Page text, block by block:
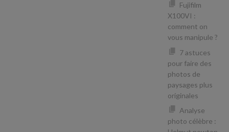
Fujifilm
X100VI :
comment on
vous manipule ?
7 astuces
pour faire des
photos de
paysages plus
originales
Analyse
photo célèbre :